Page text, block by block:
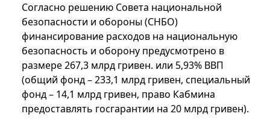
Согласно решению Совета национальной
безопасности и обороны (СНБО)
финансирование расходов на национальную
безопасность и оборону предусмотрено в
размере 267,3 млрд гривен. или 5,93% ВВП
(общий фонд – 233,1 млрд гривен, специальный
фонд – 14,1 млрд гривен, право Кабмина
предоставлять госгарантии на 20 млрд гривен).